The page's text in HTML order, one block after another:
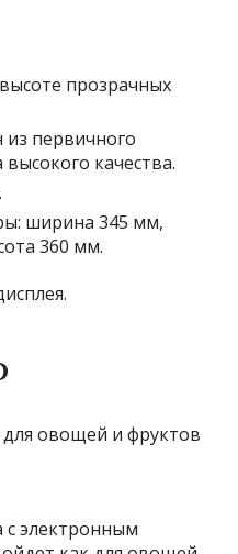
прозрачных
первичного
качества.
ширина 345 мм,
360 мм.
с электронным